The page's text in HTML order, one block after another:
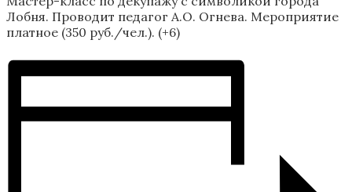
Лобня. Проводит педагог А.О. Огнева. Мероприятие
платное (350 руб./чел.). (+6)